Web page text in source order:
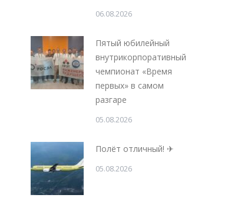
06.08.2026
Пятый юбилейный
внутрикорпоративный
чемпионат «Время
первых» в самом
разгаре
05.08.2026
Полёт отличный! ✈
05.08.2026